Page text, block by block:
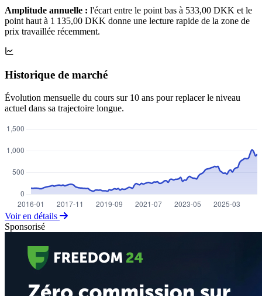
Amplitude annuelle : l'écart entre le point bas à 533,00 DKK et le
point haut à 1 135,00 DKK donne une lecture rapide de la zone de
prix travaillée récemment.
Historique de marché
Évolution mensuelle du cours sur 10 ans pour replacer le niveau
actuel dans sa trajectoire longue.
Voir en détails
Sponsorisé